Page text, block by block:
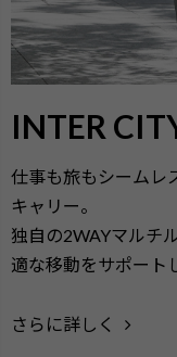
INTER
仕事も旅もシームレ
キャリー。
独自の2WAYマルチ
適な移動をサポート
さらに詳しく